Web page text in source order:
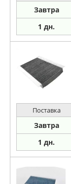
Завтра
1 дн.
Поставка
Завтра
1 дн.